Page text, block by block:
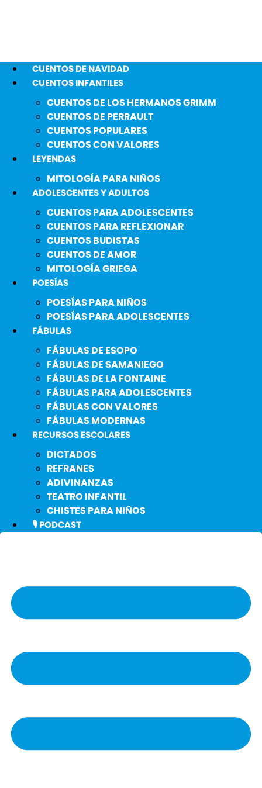
CUENTOS DE NAVIDAD
CUENTOS INFANTILES
CUENTOS DE LOS HERMANOS GRIMM
CUENTOS DE PERRAULT
CUENTOS POPULARES
CUENTOS CON VALORES
LEYENDAS
MITOLOGÍA PARA NIÑOS
ADOLESCENTES Y ADULTOS
CUENTOS PARA ADOLESCENTES
CUENTOS PARA REFLEXIONAR
CUENTOS BUDISTAS
CUENTOS DE AMOR
MITOLOGÍA GRIEGA
POESÍAS
POESÍAS PARA NIÑOS
POESÍAS PARA ADOLESCENTES
FÁBULAS
FÁBULAS DE ESOPO
FÁBULAS DE SAMANIEGO
FÁBULAS DE LA FONTAINE
FÁBULAS PARA ADOLESCENTES
FÁBULAS CON VALORES
FÁBULAS MODERNAS
RECURSOS ESCOLARES
DICTADOS
REFRANES
ADIVINANZAS
TEATRO INFANTIL
CHISTES PARA NIÑOS
🎙️ PODCAST